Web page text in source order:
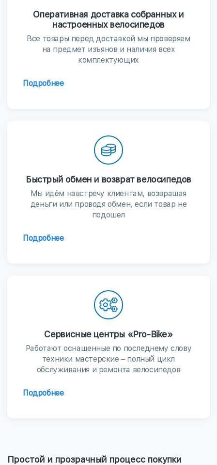
Оперативная доставка собранных и
настроенных велосипедов
Все товары перед доставкой мы проверяем
на предмет изъянов и наличия всех
комплектующих
Подробнее
Быстрый обмен и возврат велосипедов
Мы идём навстречу клиентам, возвращая
деньги или проводя обмен, если товар не
подошел
Подробнее
Сервисные центры «Pro-Bike»
Работают оснащенные по последнему слову
техники мастерские – полный цикл
обслуживания и ремонта велосипедов
Подробнее
Простой и прозрачный процесс покупки